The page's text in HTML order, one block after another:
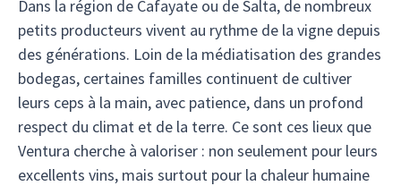
Dans la région de Cafayate ou de Salta, de nombreux
petits producteurs vivent au rythme de la vigne depuis
des générations. Loin de la médiatisation des grandes
bodegas, certaines familles continuent de cultiver
leurs ceps à la main, avec patience, dans un profond
respect du climat et de la terre. Ce sont ces lieux que
Ventura cherche à valoriser : non seulement pour leurs
excellents vins, mais surtout pour la chaleur humaine